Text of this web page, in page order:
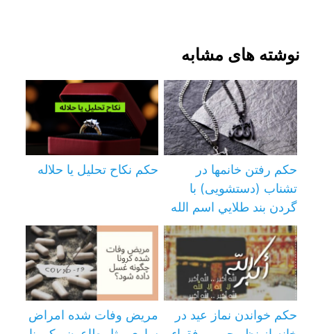
نوشته های مشابه
حکم رفتن خانمها در
تشناب (دستشویی) با
گردن بند طلايي اسم الله
حکم نکاح تحلیل یا حلاله
حكم خواندن نماز عيد در
مریض وفات شده امراض